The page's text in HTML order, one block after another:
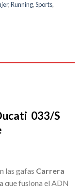
,Running,Sports,
033/S
las gafas Carrera
que fusiona el ADN